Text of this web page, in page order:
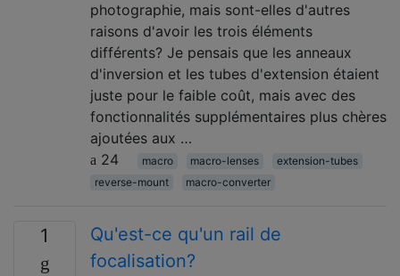
photographie, mais sont-elles d'autres
raisons d'avoir les trois éléments
différents? Je pensais que les anneaux
d'inversion et les tubes d'extension étaient
juste pour le faible coût, mais avec des
fonctionnalités supplémentaires plus chères
ajoutées aux …
24
macro macro-lenses
extension-tubes
reverse-mount
macro-converter
1
Qu'est-ce qu'un rail de
focalisation?